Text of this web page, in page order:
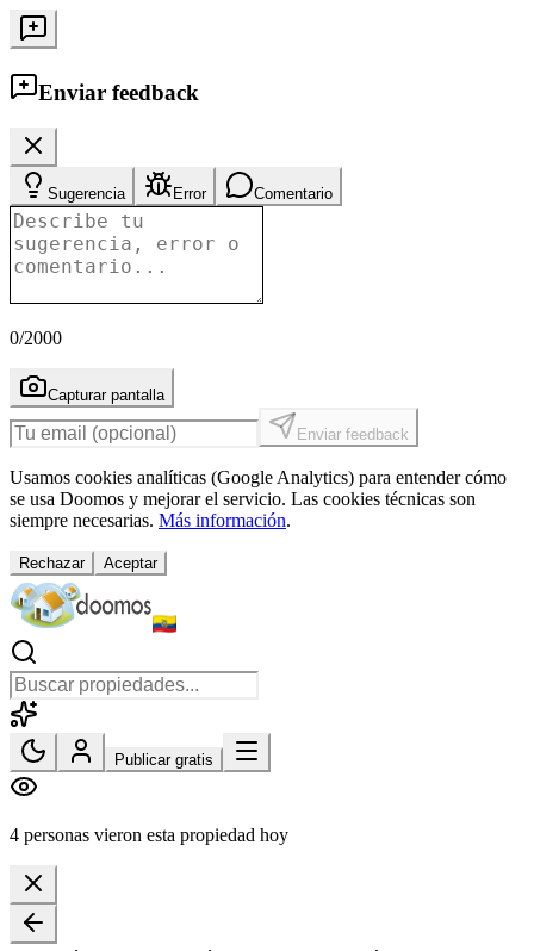
Enviar feedback
Sugerencia Error Comentario
0/2000
Capturar pantalla
Enviar feedback
Usamos cookies analíticas (Google Analytics) para entender cómo
se usa Doomos y mejorar el servicio. Las cookies técnicas son
siempre necesarias. Más información.
Rechazar Aceptar
Publicar gratis
4 personas vieron esta propiedad hoy